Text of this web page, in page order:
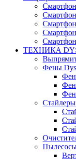
ТЕХНИКА
Фены